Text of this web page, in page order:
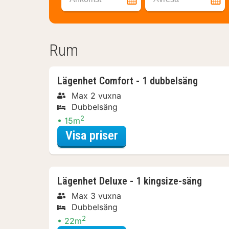
Rum
Lägenhet Comfort - 1 dubbelsäng
Max 2 vuxna
Dubbelsäng
15m2
Visa priser
Lägenhet Deluxe - 1 kingsize-säng
Max 3 vuxna
Dubbelsäng
22m2